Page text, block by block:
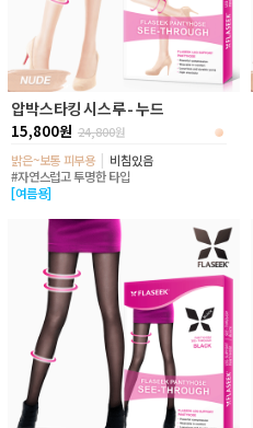
압박스타킹 시스루 - 누드
15,800원 24,800원
밝은~보통 피부용
비침있음
#자연스럽고 투명한 타입
[여름용]